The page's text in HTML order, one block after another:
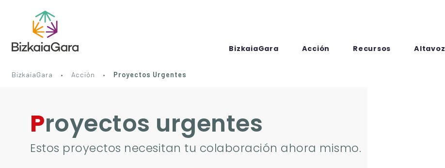
BizkaiaGara Acción Recursos Altavoz
BizkaiaGara Acción Proyectos Urgentes
Proyectos urgentes
Estos proyectos necesitan tu colaboración ahora mismo.